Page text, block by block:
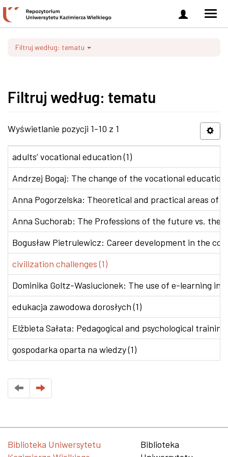
Zaloguj
się
Filtruj według: tematu
Filtruj według: tematu
Wyświetlanie pozycji 1-10 z 1
adults’ vocational education (1)
Andrzej Bogaj: The change of the vocational
Anna Pogorzelska: Theoretical and practical areas of
Anna Suchorab: The Professions of the future vs. the
Bogusław Pietrulewicz: Career development in the
civilization challenges (1)
Dominika Goltz-Wasiucionek: The use of e-learning in
edukacja zawodowa dorosłych (1)
Elżbieta Sałata: Pedagogical and psychological
gospodarka oparta na wiedzy (1)
Biblioteka Uniwersytetu
Biblioteka